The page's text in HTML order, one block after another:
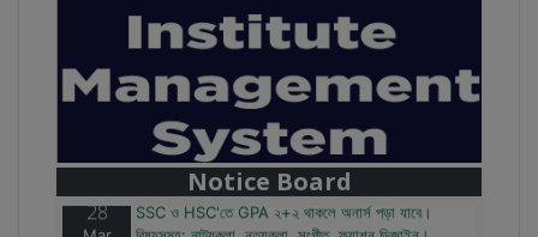
Notice Board
২০টির অধিক বিষয়, ৪ বছরে মোট খরচ ২ লক্ষ থেকে ৫ লক্ষ টাকা।
আবেদন লিংকঃ HonoursAdmission.com/apply
28
Mar
SSC ও HSC'তে GPA ২+২ থাকলে অনার্স পড়া যাবে।
বিষয়সমূহ: নাট্যকলা, নৃত্যকলা, সংগীত, ফ্যাশন ডিজাইন।